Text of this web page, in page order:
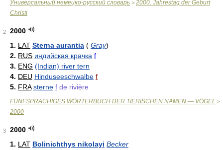
Универсальный немецко-русский словарь > 2000. Jahrestag der Geburt
Christi
2
2000
1. LAT Sterna aurantia ( Gray)
2. RUS индийская крачка f
3. ENG (Indian) river tern
4. DEU Hinduseeschwalbe f
5. FRA sterne f de rivière
FÜNFSPRACHIGES WÖRTERBUCH DER TIERISCHEN NAMEN — VÖGEL >
2000
3
2000
1. LAT Bolinichthys nikolayi Becker